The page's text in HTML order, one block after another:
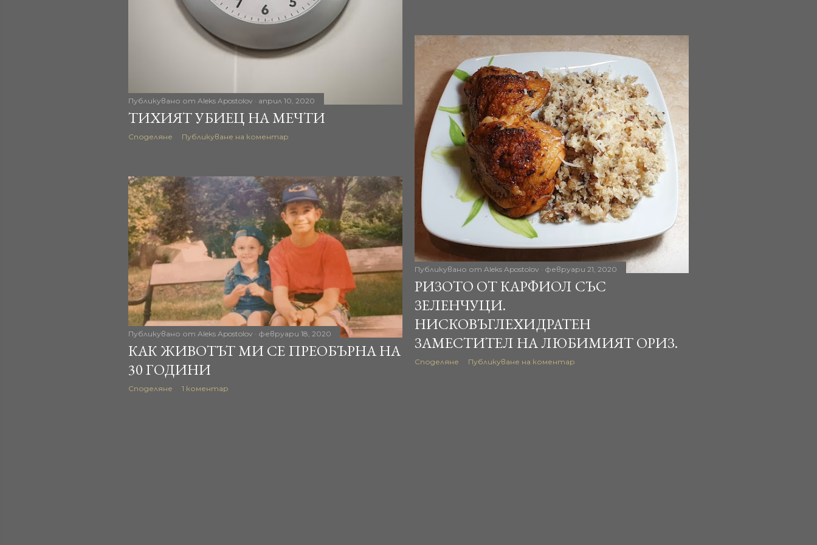
Публикувано от Aleks Apostolov април 10, 2020
ТИХИЯТ УБИЕЦ НА МЕЧТИ
Споделяне Публикуване на коментар
Публикувано от Aleks Apostolov февруари 21, 2020
РИЗОТО ОТ КАРФИОЛ СЪС
ЗЕЛЕНЧУЦИ.
НИСКОВЪГЛЕХИДРАТЕН
ЗАМЕСТИТЕЛ НА ЛЮБИМИЯТ ОРИЗ.
Споделяне Публикуване на коментар
Публикувано от Aleks Apostolov февруари 18, 2020
КАК ЖИВОТЪТ МИ СЕ ПРЕОБЪРНА НА
30 ГОДИНИ
Споделяне 1 коментар